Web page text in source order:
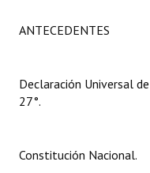
Reglamento Interno
Organigrama
Informes de Gestión
ANTECEDENTES
Declaración Universal
27°.
Constitución Nacional.